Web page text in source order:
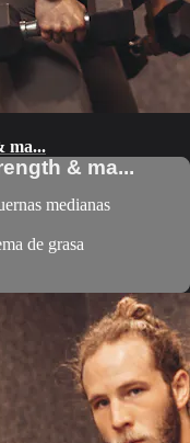
ma...
& ma...
medianas
de grasa